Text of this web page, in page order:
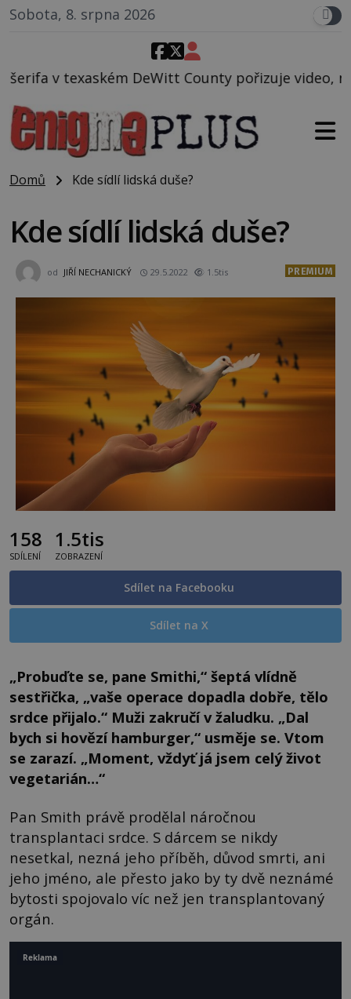
Sobota, 8. srpna 2026
DeWitt County pořizuje video, na kterém před
Domů Kde sídlí lidská duše?
Kde sídlí lidská duše?
od JIŘÍ NECHANICKÝ 29.5.2022 1.5tis PREMIUM
158
SDÍLENÍ
1.5tis
ZOBRAZENÍ
Sdílet na Facebooku
Sdílet na X
„Probuďte se, pane Smithi,“ šeptá vlídně
sestřička, „vaše operace dopadla dobře, tělo
srdce přijalo.“ Muži zakručí v žaludku. „Dal
bych si hovězí hamburger,“ usměje se. Vtom
se zarazí. „Moment, vždyť já jsem celý život
vegetarián…“
Pan Smith právě prodělal náročnou
transplantaci srdce. S dárcem se nikdy
nesetkal, nezná jeho příběh, důvod smrti, ani
jeho jméno, ale přesto jako by ty dvě neznámé
bytosti spojovalo víc než jen transplantovaný
orgán.
Reklama